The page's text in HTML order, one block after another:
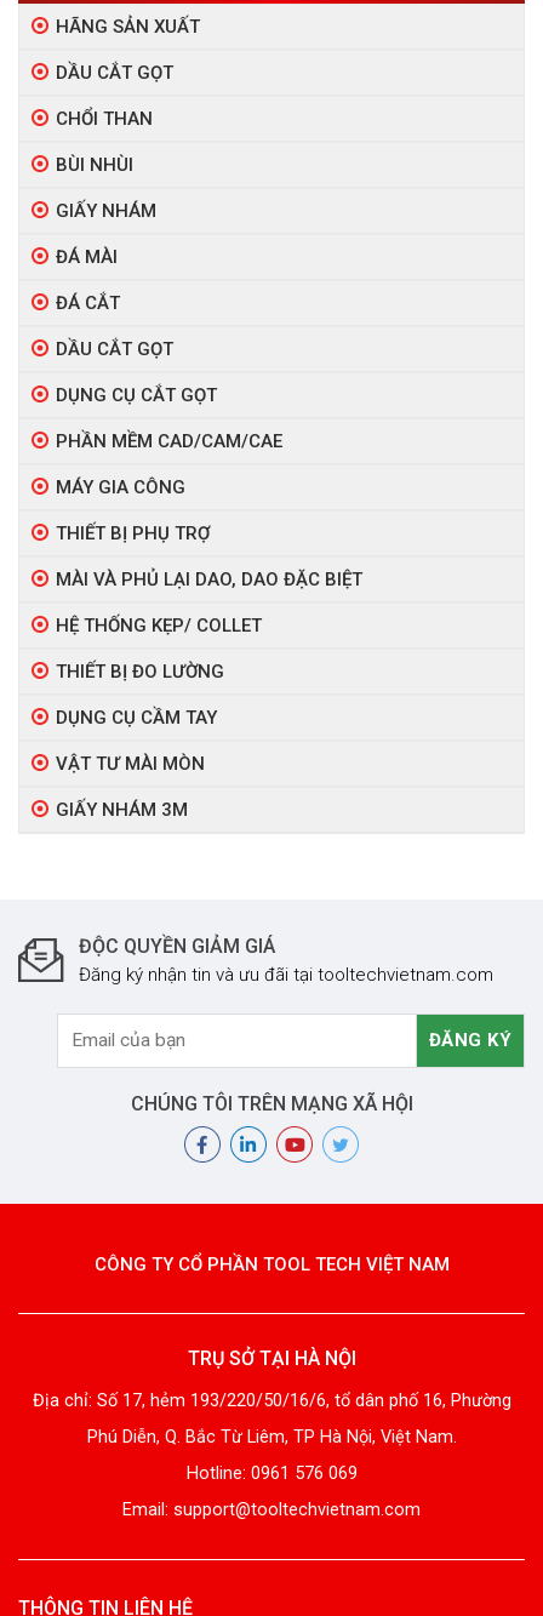
HÃNG SẢN XUẤT
DẦU CẮT GỌT
CHỔI THAN
BÙI NHÙI
GIẤY NHÁM
ĐÁ MÀI
ĐÁ CẮT
DẦU CẮT GỌT
DỤNG CỤ CẮT GỌT
PHẦN MỀM CAD/CAM/CAE
MÁY GIA CÔNG
THIẾT BỊ PHỤ TRỢ
MÀI VÀ PHỦ LẠI DAO, DAO ĐẶC BIỆT
HỆ THỐNG KẸP/ COLLET
THIẾT BỊ ĐO LƯỜNG
DỤNG CỤ CẦM TAY
VẬT TƯ MÀI MÒN
GIẤY NHÁM 3M
ĐỘC QUYỀN GIẢM GIÁ
Đăng ký nhận tin và ưu đãi tại tooltechvietnam.com
CHÚNG TÔI TRÊN MẠNG XÃ HỘI
CÔNG TY CỔ PHẦN TOOL TECH VIỆT NAM
TRỤ SỞ TẠI HÀ NỘI
Địa chỉ: Số 17, hẻm 193/220/50/16/6, tổ dân phố 16, Phường
Phú Diễn, Q. Bắc Từ Liêm, TP Hà Nội, Việt Nam.
Hotline: 0961 576 069
Email: support@tooltechvietnam.com
THÔNG TIN LIÊN HỆ